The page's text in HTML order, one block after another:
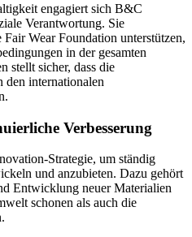
engagiert sich B&C
Verantwortung. Sie
Wear Foundation unterstützen,
in der gesamten
stellt sicher, dass die
den internationalen
Verbesserung
Strategie, um ständig
und anzubieten. Dazu gehört
Entwicklung neuer Materialien
schonen als auch die